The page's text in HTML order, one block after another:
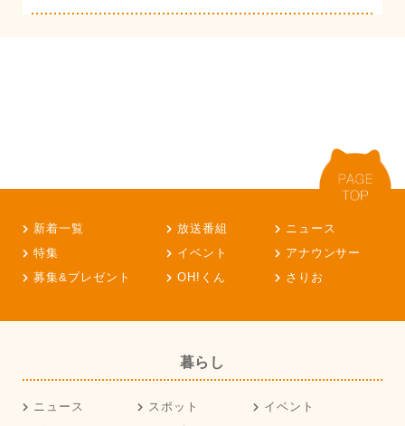
新着一覧 放送番組
ニュース
特集
イベント
アナウンサー
募集&プレゼント
OH!くん さりお
暮らし
ニュース スポット
イベント